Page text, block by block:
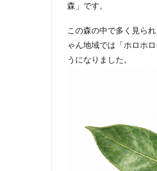
森」です。
この森の中で多く見ら
ゃん地域では「ホロホ
うになりました。